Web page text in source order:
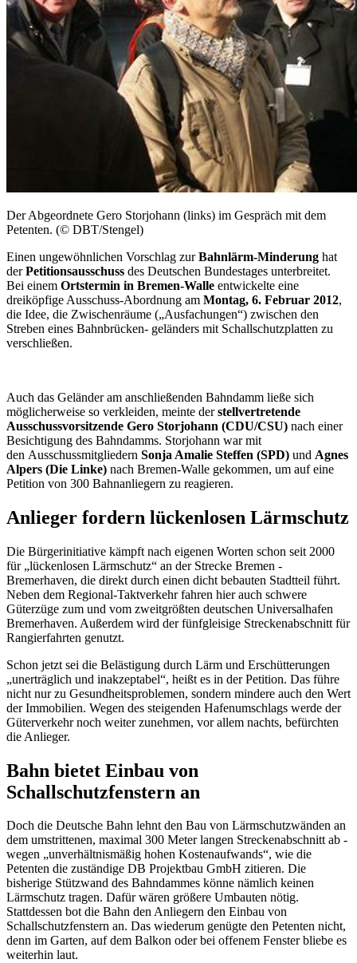
Der Abgeordnete Gero Storjohann (links) im Gespräch mit dem
Petenten. (© DBT/Stengel)
Einen ungewöhnlichen Vorschlag zurBahnlärm-Minderung hat
derPetitionsausschuss des Deutschen Bundestages unterbreitet.
Bei einem Ortstermin in Bremen-Walle entwickelte eine
dreiköpfige Ausschuss-Abordnung am Montag, 6. Februar 2012,
die Idee, die Zwischenräume („Ausfachungen“) zwischen den
Streben eines Bahnbrücken- geländers mit Schallschutzplatten zu
verschließen.
Auch das Geländer am anschließenden Bahndamm ließe sich
möglicherweise so verkleiden, meinte derstellvertretende
Ausschussvorsitzende Gero Storjohann (CDU/CSU) nach einer
Besichtigung des Bahndamms. Storjohann war mit
den Ausschussmitgliedern Sonja Amalie Steffen (SPD) und Agnes
Alpers (Die Linke) nach Bremen-Walle gekommen, um auf eine
Petition von 300 Bahnanliegern zu reagieren.
Anlieger fordern lückenlosen Lärmschutz
Die Bürgerinitiative kämpft nach eigenen Worten schon seit 2000
für „lückenlosen Lärmschutz“ an der Strecke Bremen -
Bremerhaven, die direkt durch einen dicht bebauten Stadtteil führt.
Neben dem Regional-Taktverkehr fahren hier auch schwere
Güterzüge zum und vom zweitgrößten deutschen Universalhafen
Bremerhaven. Außerdem wird der fünfgleisige Streckenabschnitt für
Rangierfahrten genutzt.
Schon jetzt sei die Belästigung durch Lärm und Erschütterungen
„unerträglich und inakzeptabel“, heißt es in der Petition. Das führe
nicht nur zu Gesundheitsproblemen, sondern mindere auch den Wert
der Immobilien. Wegen des steigenden Hafenumschlags werde der
Güterverkehr noch weiter zunehmen, vor allem nachts, befürchten
die Anlieger.
Bahn bietet Einbau von
Schallschutzfenstern an
Doch die Deutsche Bahn lehnt den Bau von Lärmschutzwänden an
dem umstrittenen, maximal 300 Meter langen Streckenabschnitt ab -
wegen „unverhältnismäßig hohen Kostenaufwands“, wie die
Petenten die zuständige DB Projektbau GmbH zitieren. Die
bisherige Stützwand des Bahndammes könne nämlich keinen
Lärmschutz tragen. Dafür wären größere Umbauten nötig.
Stattdessen bot die Bahn den Anliegern den Einbau von
Schallschutzfenstern an. Das wiederum genügte den Petenten nicht,
denn im Garten, auf dem Balkon oder bei offenem Fenster bliebe es
weiterhin laut.